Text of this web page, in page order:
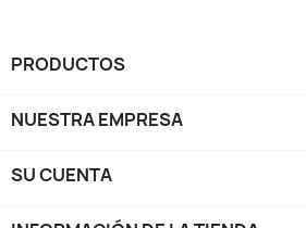
PRODUCTOS
NUESTRA EMPRESA
SU CUENTA